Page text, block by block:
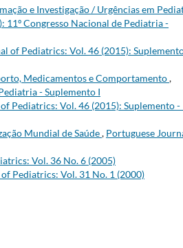
e Investigação / Urgências em
11º Congresso Nacional de Pediatria -
of Pediatrics: Vol. 46 (2015):
Medicamentos e Comportamento,
- Suplemento I
Pediatrics: Vol. 46 (2015): Suplemento -
Mundial de Saúde, Portuguese
Vol. 36 No. 6 (2005)
Pediatrics: Vol. 31 No. 1 (2000)